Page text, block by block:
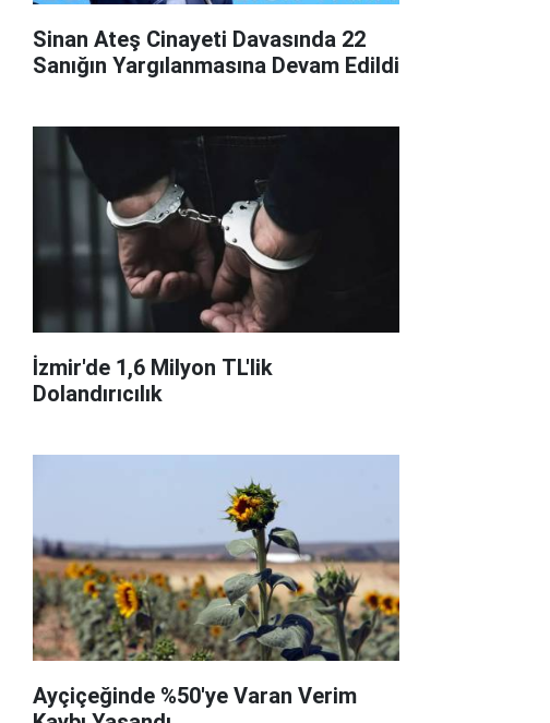
Sinan Ateş Cinayeti Davasında 22
Sanığın Yargılanmasına Devam Edildi
İzmir'de 1,6 Milyon TL'lik
Dolandırıcılık
Ayçiçeğinde %50'ye Varan Verim